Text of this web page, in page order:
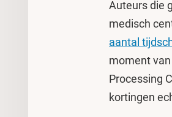
Auteurs die
medisch
aantal
moment
Processing
kortingen